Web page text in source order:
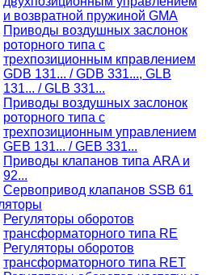
и возвратной пружиной GMA
Приводы воздушных заслонок
роторного типа с
трехпозиционным кправлением
GDB 131... / GDB 331..., GLB
131... / GLB 331...
Приводы воздушных заслонок
роторного типа с
трехпозиционным управлением
GEB 131... / GEB 331...
Приводы клапанов типа ARA и
92...
Сервопривод клапанов SSB 61
Регуляторы оборотов
трансформаторного типа RE
Регуляторы оборотов
трансформаторного типа RET